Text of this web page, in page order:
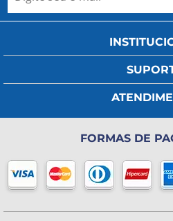
Minha
Fale
Meus
Lista de
Blog
Assistência
Política de
Política de Trocas
(11)
(11)
Horário de
De 2ª a 6ª feira
(Exceto
Utinga - Santo
FORMAS DE